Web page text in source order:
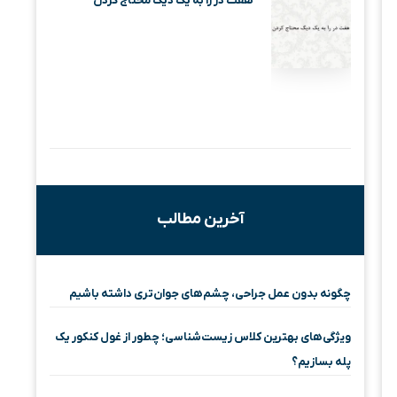
آخرین مطالب
چگونه بدون عمل جراحی، چشم‌های جوان‌تری داشته باشیم
ویژگی‌های بهترین کلاس زیست‌شناسی؛ چطور از غول کنکور یک
پله بسازیم؟